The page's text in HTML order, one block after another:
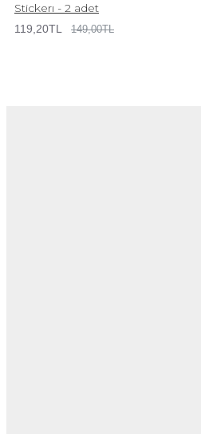
Stickerı - 2 adet
119,20TL 149,00TL